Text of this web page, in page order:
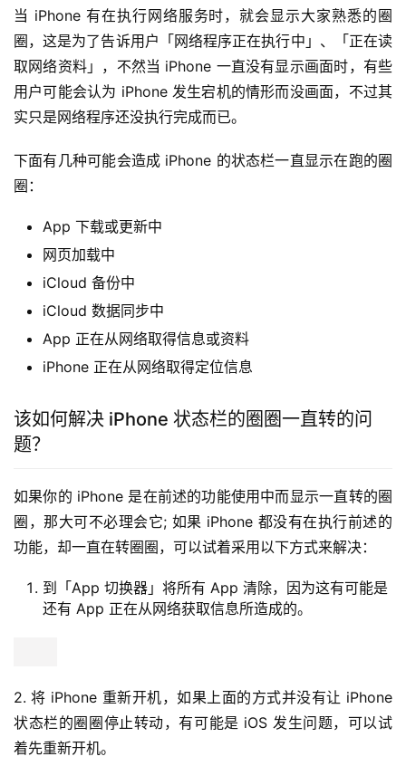
当 iPhone 有在执行网络服务时，就会显示大家熟悉的圈
圈，这是为了告诉用户「网络程序正在执行中」、「正在读
取网络资料」，不然当 iPhone 一直没有显示画面时，有些
用户可能会认为 iPhone 发生宕机的情形而没画面，不过其
实只是网络程序还没执行完成而已。
下面有几种可能会造成 iPhone 的状态栏一直显示在跑的圈
圈：
App 下载或更新中
网页加载中
iCloud 备份中
iCloud 数据同步中
App 正在从网络取得信息或资料
iPhone 正在从网络取得定位信息
该如何解决 iPhone 状态栏的圈圈一直转的问
题？
如果你的 iPhone 是在前述的功能使用中而显示一直转的圈
圈，那大可不必理会它; 如果 iPhone 都没有在执行前述的
功能，却一直在转圈圈，可以试着采用以下方式来解决：
到「App 切换器」将所有 App 清除，因为这有可能是
还有 App 正在从网络获取信息所造成的。
2. 将 iPhone 重新开机，如果上面的方式并没有让 iPhone
状态栏的圈圈停止转动，有可能是 iOS 发生问题，可以试
着先重新开机。